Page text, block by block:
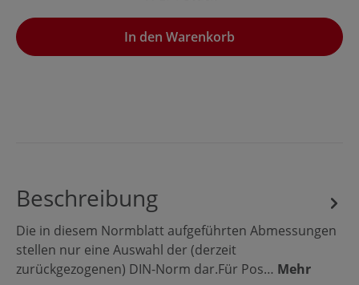
In den Warenkorb
Beschreibung
Die in diesem Normblatt aufgeführten Abmessungen
stellen nur eine Auswahl der (derzeit
zurückgezogenen) DIN-Norm dar.Für Pos… Mehr